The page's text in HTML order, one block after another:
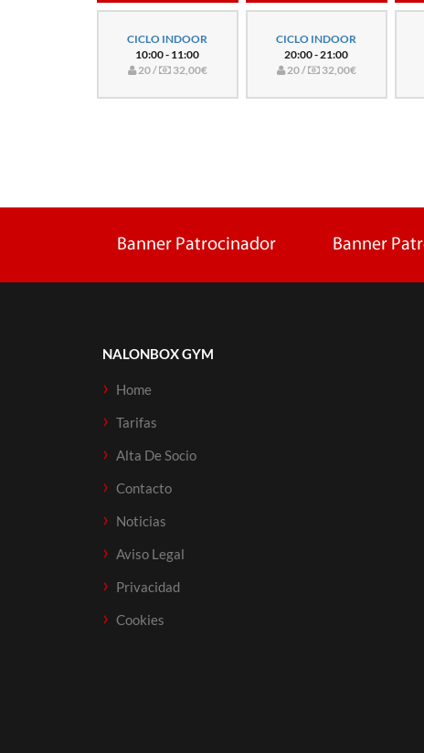
CICLO INDOOR
10:00 - 11:00
20 /
32,00€
CICLO INDOOR
20:00 - 21:00
20 /
32,00€
NALONBOX GYM
Home
Tarifas
Alta De Socio
Contacto
Noticias
Aviso Legal
Privacidad
Cookies